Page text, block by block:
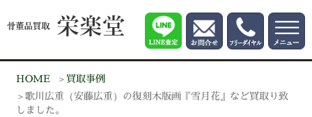
HOME
買取事例
歌川広重（安藤広重）の復刻木版画『雪月花』など買取り致
しました。